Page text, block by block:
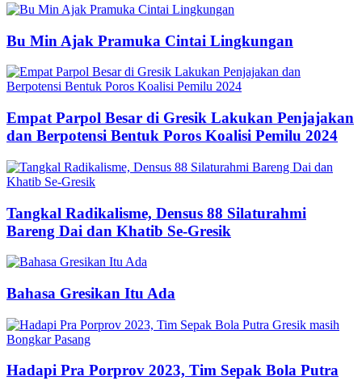
Bu Min Ajak Pramuka Cintai Lingkungan
Empat Parpol Besar di Gresik Lakukan Penjajakan
dan Berpotensi Bentuk Poros Koalisi Pemilu 2024
Tangkal Radikalisme, Densus 88 Silaturahmi
Bareng Dai dan Khatib Se-Gresik
Bahasa Gresikan Itu Ada
Hadapi Pra Porprov 2023, Tim Sepak Bola Putra